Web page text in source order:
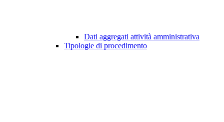
Dati aggregati attività amministrativa
Tipologie di procedimento